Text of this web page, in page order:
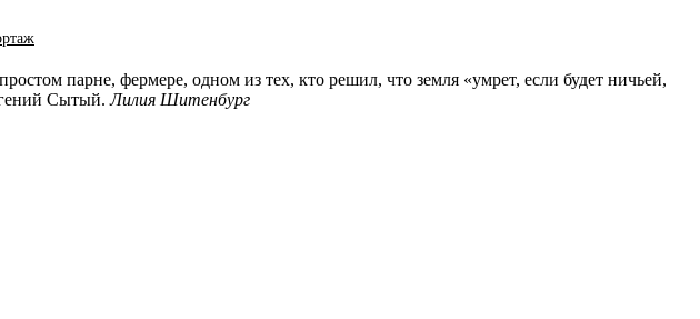
парне, фермере, одном из тех, кто решил, что земля «умрет, если будет ничьей,
Сытый.Лилия Шитенбург